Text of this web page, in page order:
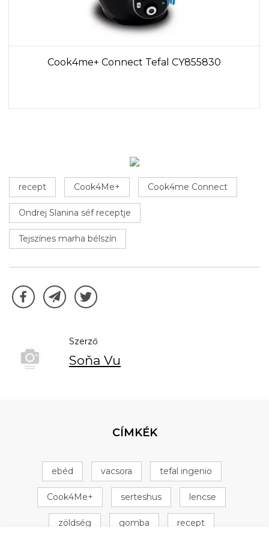
Cook4me+ Connect Tefal CY855830
recept Cook4Me+ Cook4me Connect
Ondrej Slanina séf receptje
Tejszínes marha bélszín
Szerző
Soňa Vu
CÍMKÉK
ebéd vacsora tefal ingenio
Cook4Me+ serteshus lencse
zöldség gomba recept